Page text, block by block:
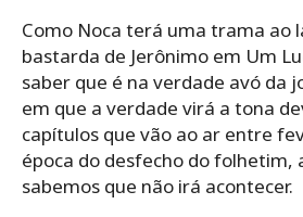
Como Noca terá uma trama ao
bastarda de Jerônimo em Um
saber que é na verdade avó da
em que a verdade virá a tona
capítulos que vão ao ar entre
época do desfecho do folhetim,
sabemos que não irá acontecer.